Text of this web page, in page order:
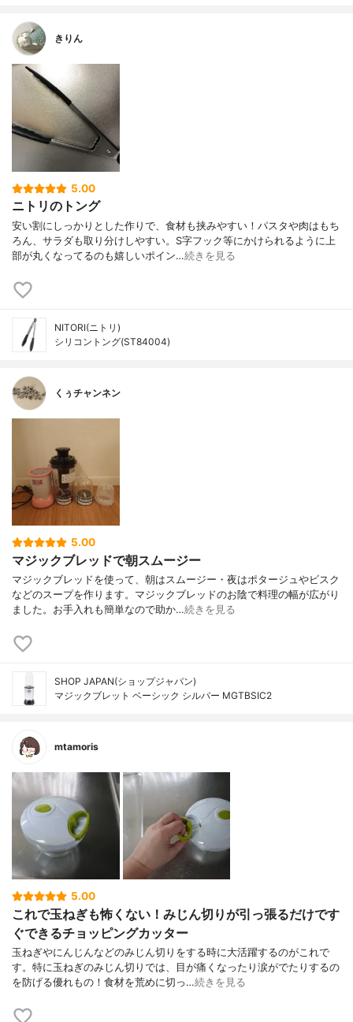
きりん
5.00
ニトリのトング
安い割にしっかりとした作りで、食材も挟みやすい！パスタや肉はもち
ろん、サラダも取り分けしやすい。S字フック等にかけられるように上
部が丸くなってるのも嬉しいポイン…続きを見る
NITORI(ニトリ)
シリコントング(ST84004)
くぅチャンネン
5.00
マジックブレッドで朝スムージー
マジックブレッドを使って、朝はスムージー・夜はポタージュやビスク
などのスープを作ります。マジックブレッドのお陰で料理の幅が広がり
ました。お手入れも簡単なので助か…続きを見る
SHOP JAPAN(ショップジャパン)
マジックブレット ベーシック シルバー MGTBSIC2
mtamoris
5.00
これで玉ねぎも怖くない！みじん切りが引っ張るだけです
ぐできるチョッピングカッター
玉ねぎやにんじんなどのみじん切りをする時に大活躍するのがこれで
す。特に玉ねぎのみじん切りでは、目が痛くなったり涙がでたりするの
を防げる優れもの！食材を荒めに切っ…続きを見る